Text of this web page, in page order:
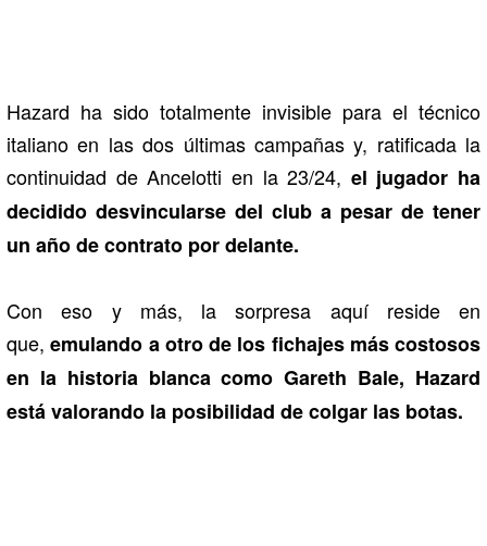
Hazard ha sido totalmente invisible para el técnico
italiano en las dos últimas campañas y, ratificada la
continuidad de Ancelotti en la 23/24, el jugador ha
decidido desvincularse del club a pesar de tener
un año de contrato por delante.
Con eso y más, la sorpresa aquí reside en
que, emulando a otro de los fichajes más costosos
en la historia blanca como Gareth Bale, Hazard
está valorando la posibilidad de colgar las botas.